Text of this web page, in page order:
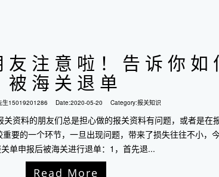
注意啦！告诉你如
被海关退单
生15019201286 Date:2020-05-20 Category:报关知识
资料的朋友们总是担心做的报关资料有问题，或者是在
要的一个环节，一旦出现问题，带来了损失往往不小，
单申报后被海关进行退单：1，首先退...
Read More